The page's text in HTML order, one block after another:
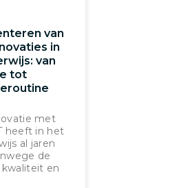
van
in
van
tot
met
heeft in het
al jaren
de
en